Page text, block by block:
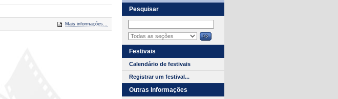
Mais informações...
Pesquisar
Festivais
Calendário de festivais
Registrar um festival...
Outras Informações